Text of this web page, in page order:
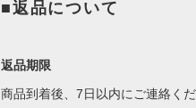
■返品について
返品期限
商品到着後、7日以内にご連絡く